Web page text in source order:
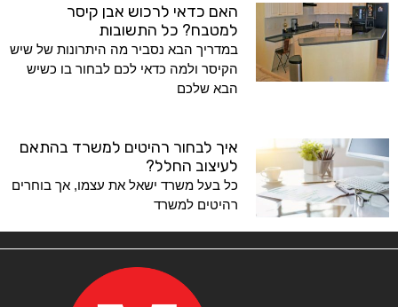
האם כדאי לרכוש אבן קיסר
למטבח? כל התשובות
במדריך הבא נסביר מה היתרונות של שיש
הקיסר ולמה כדאי לכם לבחור בו כשיש
הבא שלכם
איך לבחור רהיטים למשרד בהתאם
לעיצוב החלל?
כל בעל משרד ישאל את עצמו, אך בוחרים
רהיטים למשרד